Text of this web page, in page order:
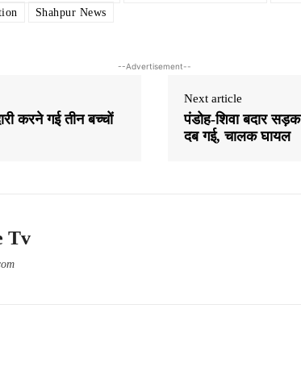
Shahpur News
--Advertisement--
करने गई तीन बच्चों
Next article
पंडोह-शिवा बदार सड़क
दब गई, चालक घायल
Tv